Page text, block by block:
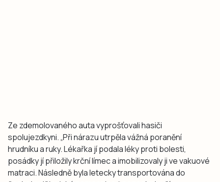
Ze zdemolovaného auta vyprošťovali hasiči
spolujezdkyni. „Při nárazu utrpěla vážná poranění
hrudníku a ruky. Lékařka jí podala léky proti bolesti,
posádky jí přiložily krční límec a imobilizovaly ji ve vakuové
matraci. Následně byla letecky transportována do